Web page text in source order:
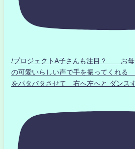
/プロジェクトA子さんも注目？ お
の可愛いらしい声で手を振ってくれる
をパタパタさせて 右へ左へと ダンス